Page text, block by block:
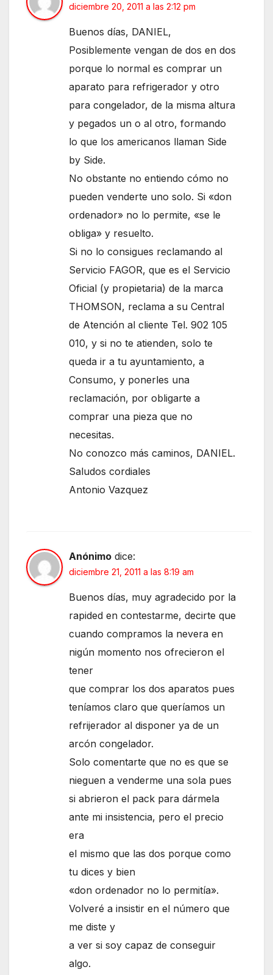
diciembre 20, 2011 a las 2:12 pm
Buenos días, DANIEL,
Posiblemente vengan de dos en dos
porque lo normal es comprar un
aparato para refrigerador y otro
para congelador, de la misma altura
y pegados un o al otro, formando
lo que los americanos llaman Side
by Side.
No obstante no entiendo cómo no
pueden venderte uno solo. Si «don
ordenador» no lo permite, «se le
obliga» y resuelto.
Si no lo consigues reclamando al
Servicio FAGOR, que es el Servicio
Oficial (y propietaria) de la marca
THOMSON, reclama a su Central
de Atención al cliente Tel. 902 105
010, y si no te atienden, solo te
queda ir a tu ayuntamiento, a
Consumo, y ponerles una
reclamación, por obligarte a
comprar una pieza que no
necesitas.
No conozco más caminos, DANIEL.
Saludos cordiales
Antonio Vazquez
Anónimo dice:
diciembre 21, 2011 a las 8:19 am
Buenos días, muy agradecido por la
rapided en contestarme, decirte que
cuando compramos la nevera en
nigún momento nos ofrecieron el
tener
que comprar los dos aparatos pues
teníamos claro que queríamos un
refrijerador al disponer ya de un
arcón congelador.
Solo comentarte que no es que se
nieguen a venderme una sola pues
si abrieron el pack para dármela
ante mi insistencia, pero el precio
era
el mismo que las dos porque como
tu dices y bien
«don ordenador no lo permitía».
Volveré a insistir en el número que
me diste y
a ver si soy capaz de conseguir
algo.